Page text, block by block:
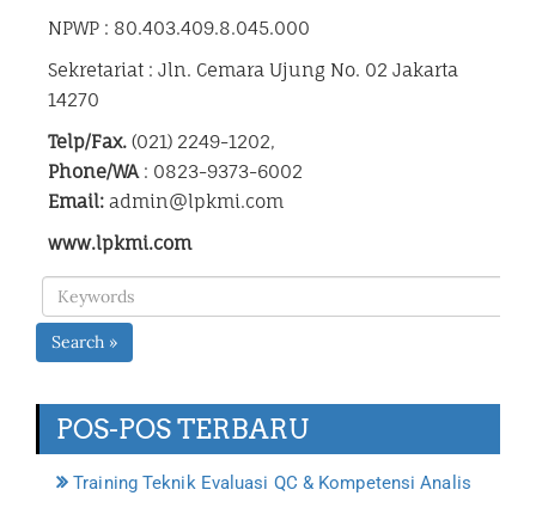
NPWP : 80.403.409.8.045.000
Sekretariat : Jln. Cemara Ujung No. 02 Jakarta
14270
Telp/Fax. (021) 2249-1202,
Phone/WA: 0823-9373-6002
Email: admin@lpkmi.com
www.lpkmi.com
Search »
POS-POS TERBARU
Training Teknik Evaluasi QC & Kompetensi Analis